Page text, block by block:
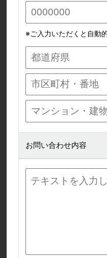
※ご入力いただくと自動
お問い合わせ内容